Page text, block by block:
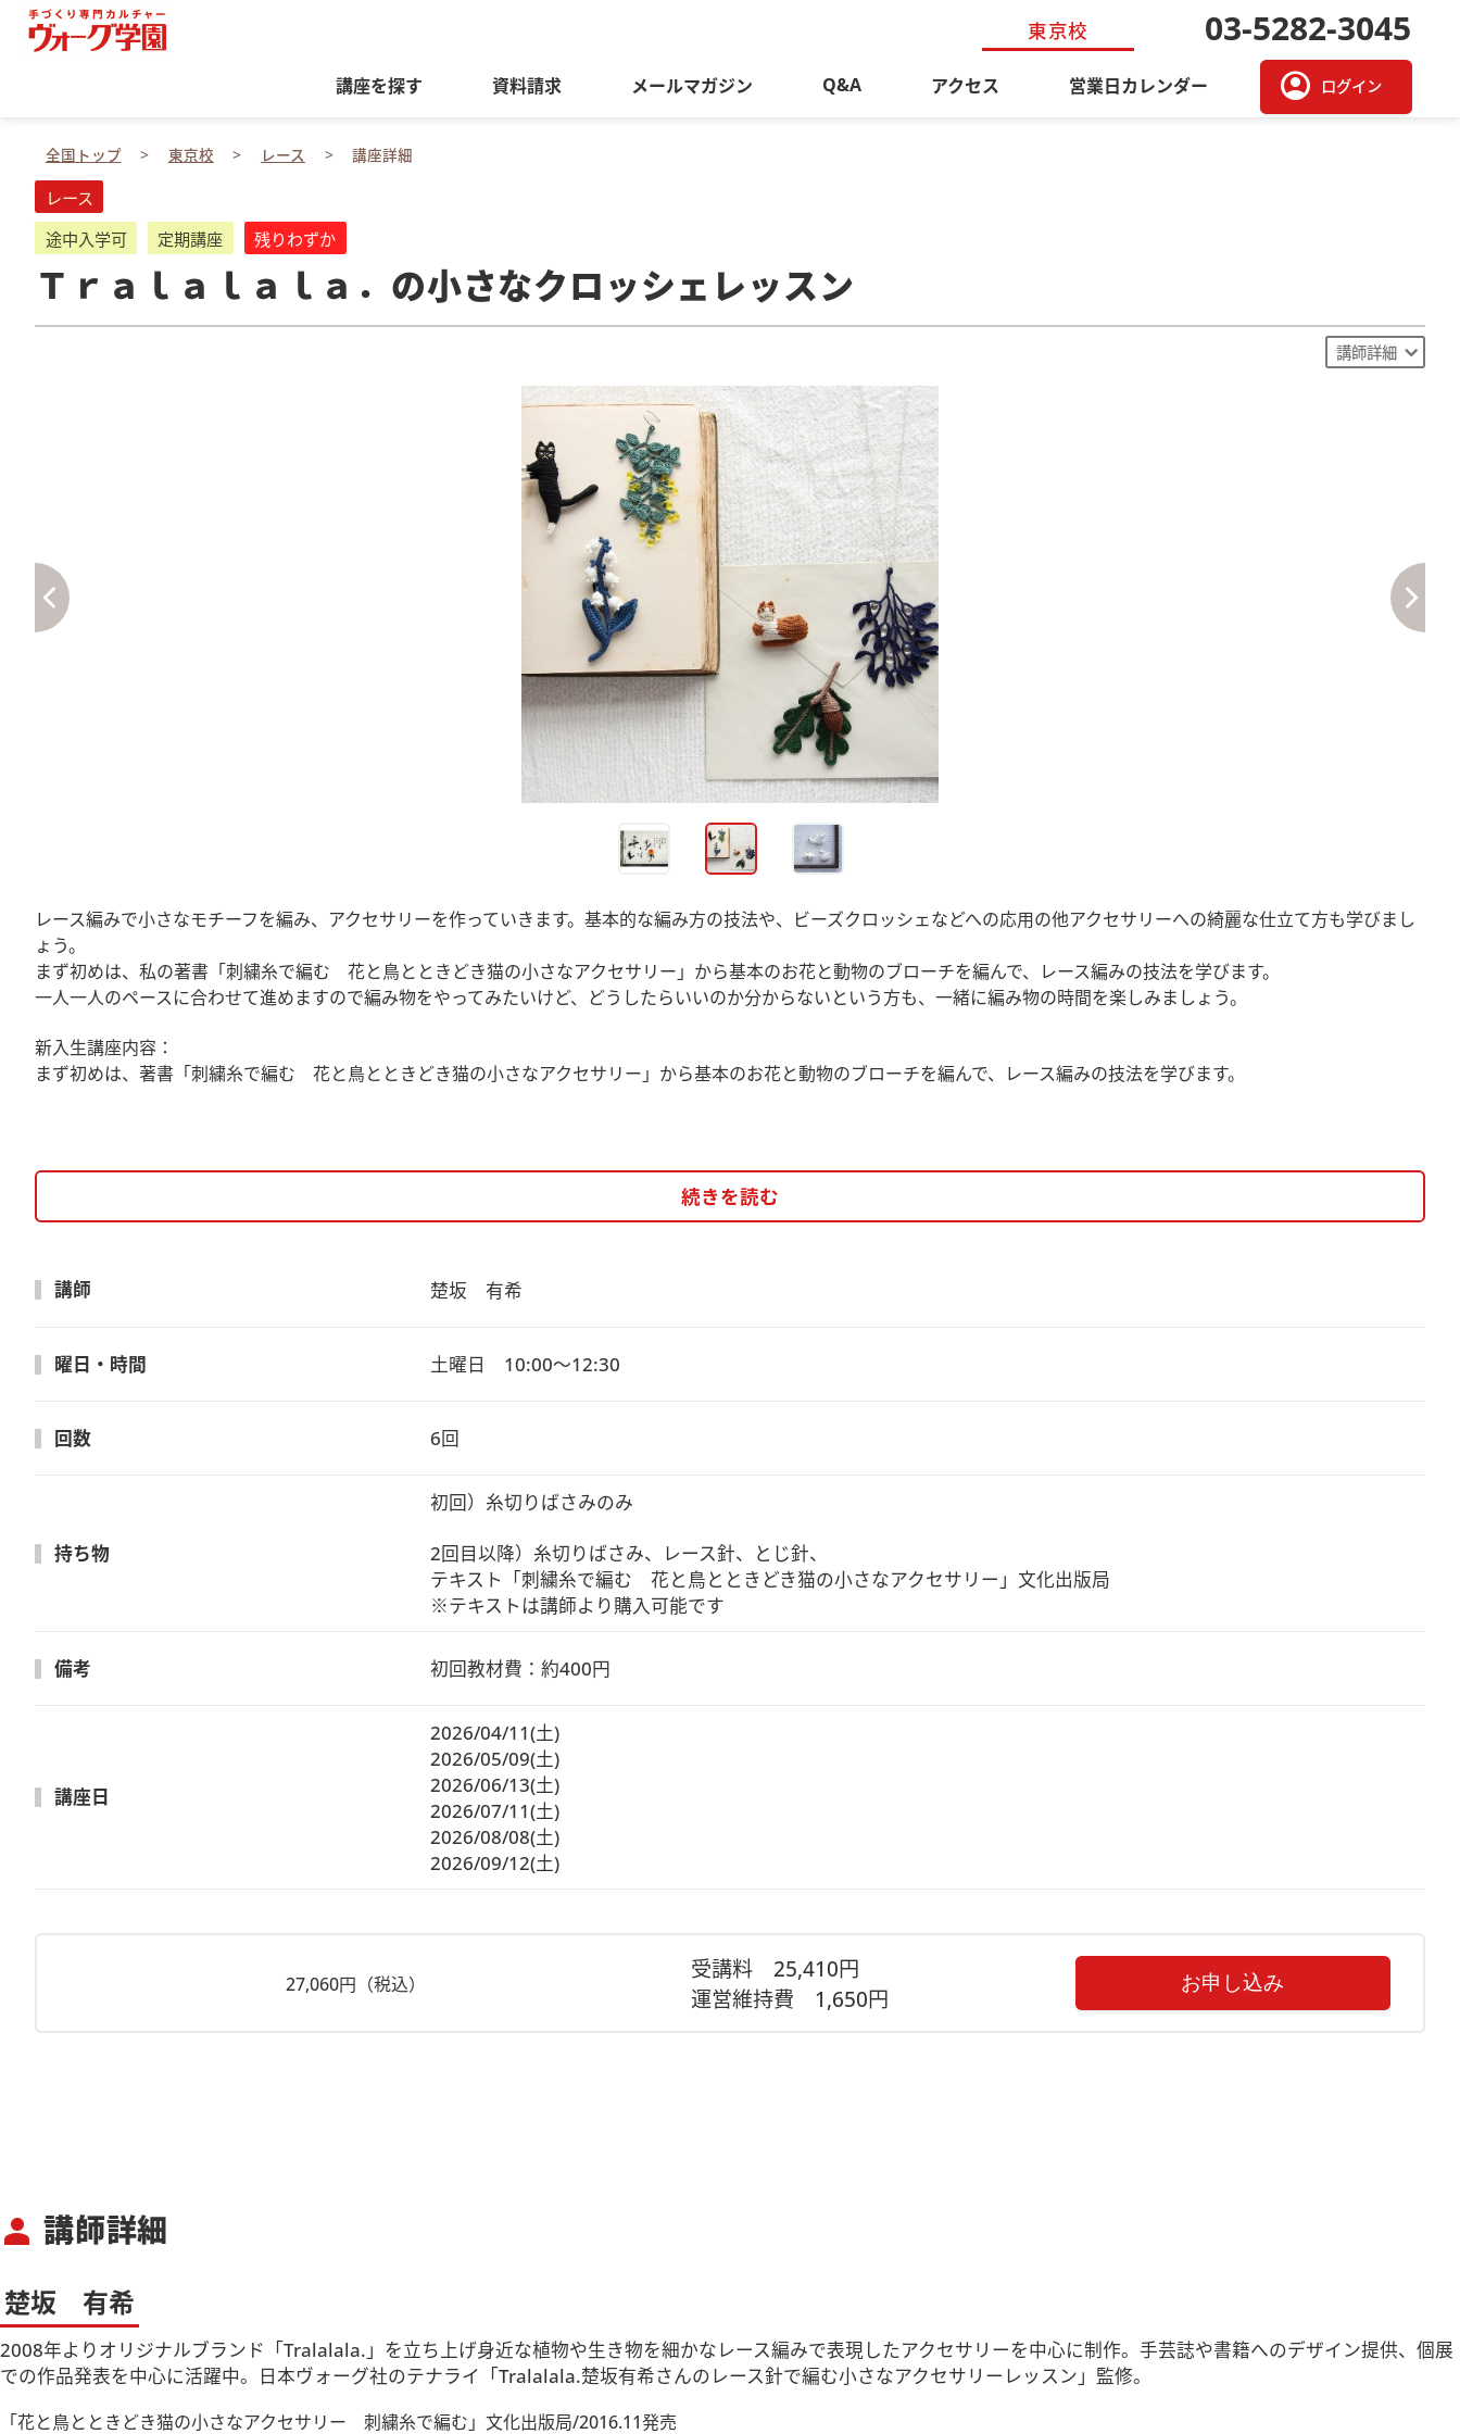
東京校 03-5282-3045
講座を探す 資料請求 メールマガジン Q&A アクセス 営業日カレンダー account_circle ログイン
全国トップ 東京校 レース 講座詳細
レース
途中入学可
定期講座 残りわずか
Ｔｒａｌａｌａｌａ．の小さなクロッシェレッスン
講師詳細
レース編みで小さなモチーフを編み、アクセサリーを作っていきます。基本的な編み方の技法や、ビーズクロッシェなどへの応用の他アクセサリーへの綺麗な仕立て方も学びまし
ょう。
まず初めは、私の著書「刺繍糸で編む 花と鳥とときどき猫の小さなアクセサリー」から基本のお花と動物のブローチを編んで、レース編みの技法を学びます。
一人一人のペースに合わせて進めますので編み物をやってみたいけど、どうしたらいいのか分からないという方も、一緒に編み物の時間を楽しみましょう。
新入生講座内容：
まず初めは、著書「刺繍糸で編む 花と鳥とときどき猫の小さなアクセサリー」から基本のお花と動物のブローチを編んで、レース編みの技法を学びます。
続きを読む
講師 楚坂　有希
曜日・時間 土曜日　10:00～12:30
回数 6回
持ち物
初回）糸切りばさみのみ
2回目以降）糸切りばさみ、レース針、とじ針、
テキスト「刺繍糸で編む　花と鳥とときどき猫の小さなアクセサリー」文化出版局
※テキストは講師より購入可能です
備考 初回教材費：約400円
講座日
2026/04/11(土)
2026/05/09(土)
2026/06/13(土)
2026/07/11(土)
2026/08/08(土)
2026/09/12(土)
27,060円（税込）
受講料 25,410円
運営維持費 1,650円
お申し込み
person 講師詳細
楚坂 有希
2008年よりオリジナルブランド「Tralalala.」を立ち上げ身近な植物や生き物を細かなレース編みで表現したアクセサリーを中心に制作。手芸誌や書籍へのデザイン提供、個展
での作品発表を中心に活躍中。日本ヴォーグ社のテナライ「Tralalala.楚坂有希さんのレース針で編む小さなアクセサリーレッスン」監修。
「花と鳥とときどき猫の小さなアクセサリー 刺繍糸で編む」文化出版局/2016.11発売